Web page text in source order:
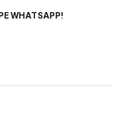
WHATSAPP!